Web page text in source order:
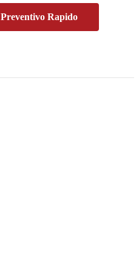
Preventivo Rapido